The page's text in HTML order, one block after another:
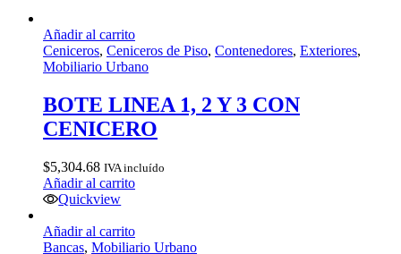
Añadir al carrito
Ceniceros, Ceniceros de Piso, Contenedores, Exteriores,
Mobiliario Urbano
BOTE LINEA 1, 2 Y 3 CON
CENICERO
$5,304.68 IVA incluído
Añadir al carrito
Quickview
Añadir al carrito
Bancas, Mobiliario Urbano